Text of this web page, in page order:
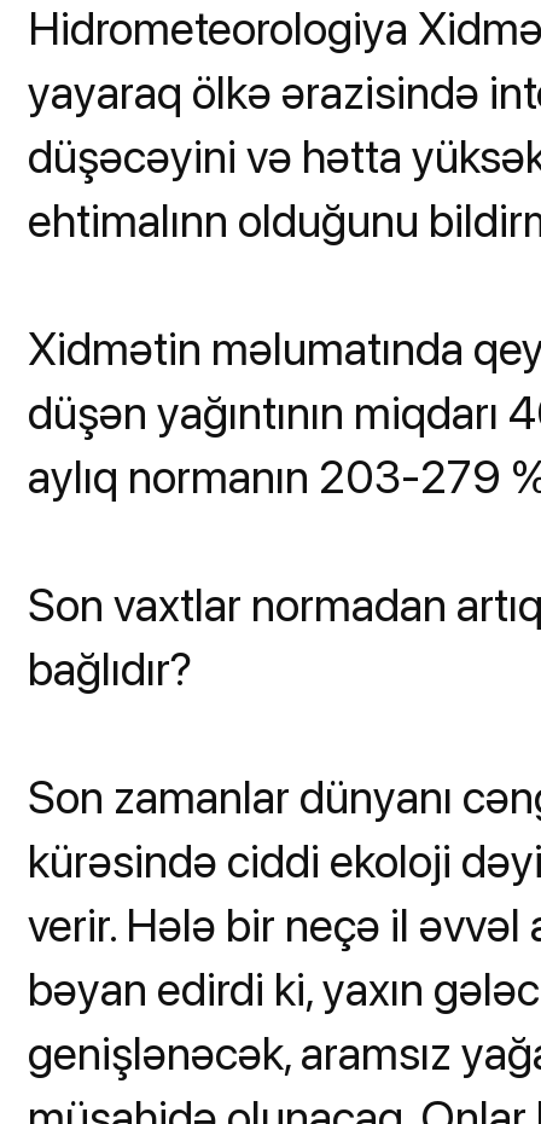
Hidrometeorologiya
yayaraq ölkə ərazisində
düşəcəyini və hətta
ehtimalınn olduğunu
Xidmətin məlumatında
düşən yağıntının miqdarı
aylıq normanın 203-279
Son vaxtlar normadan
bağlıdır?
Son zamanlar dünyanı
kürəsində ciddi ekoloji
verir. Hələ bir neçə il
bəyan edirdi ki, yaxın
genişlənəcək, aramsız